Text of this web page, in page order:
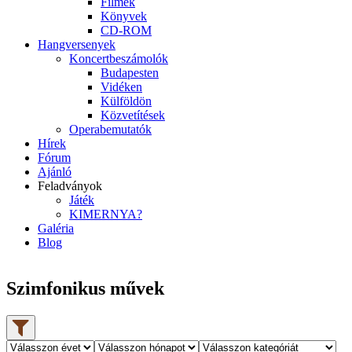
Könyvek
CD-ROM
Hangversenyek
Koncertbeszámolók
Budapesten
Vidéken
Külföldön
Közvetítések
Operabemutatók
Hírek
Fórum
Ajánló
Feladványok
Játék
KIMERNYA?
Galéria
Blog
Szimfonikus művek
